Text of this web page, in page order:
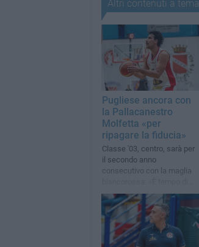
Altri contenuti a tema
Pugliese ancora con
la Pallacanestro
Molfetta «per
ripagare la fiducia»
Classe '03, centro, sarà per
il secondo anno
consecutivo con la maglia
alzare l’asticella»